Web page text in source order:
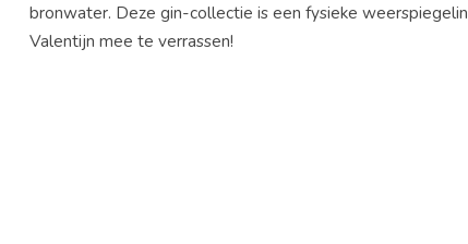
bronwater. Deze gin-collectie is een fysieke
Valentijn mee te verrassen!